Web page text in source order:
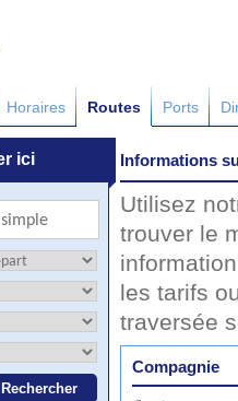
Horaires Routes Ports
Informations
Utilisez
trouver le
les tarifs
traversée
Compagnie